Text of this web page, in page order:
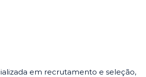
em recrutamento e seleção,